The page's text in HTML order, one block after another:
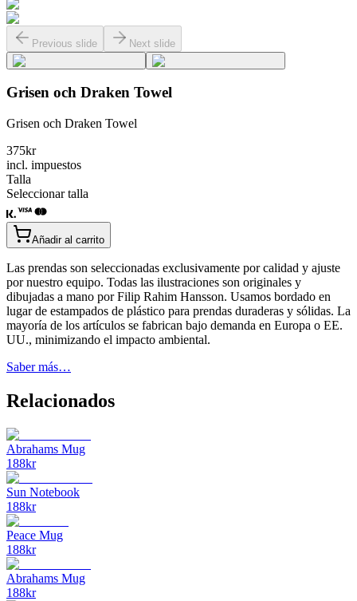
Previous slide Next slide
Grisen och Draken Towel
Grisen och Draken Towel
375kr
incl. impuestos
Talla
Seleccionar talla
Añadir al carrito
Las prendas son seleccionadas exclusivamente por calidad y ajuste
por nuestro equipo. Todas las ilustraciones son originales y
dibujadas a mano por Filip Rahim Hansson. Usamos bordado en
lugar de estampados de plástico para prendas duraderas y sólidas. La
mayoría de los artículos se fabrican bajo demanda en Europa o EE.
UU., minimizando el impacto ambiental.
Saber más…
Relacionados
Abrahams Mug
188kr
Sun Notebook
188kr
Peace Mug
188kr
Abrahams Mug
188kr